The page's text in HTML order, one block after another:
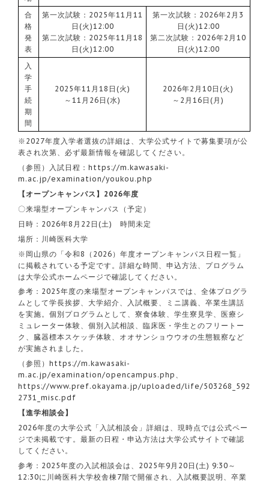
合
格
発
表
第一次試験：2025年11月11
日(火)12:00
第二次試験：2025年11月18
日(火)12:00
第一次試験：2026年2月3
日(火)12:00
第二次試験：2026年2月10
日(火)12:00
入
学
手
続
期
間
2025年11月18日(火)
～11月26日(水)
2026年2月10日(火)
～2月16日(月)
※2027年度入学者選抜の詳細は、大学公式サイトで募集要項が公
表され次第、必ず最新情報を確認してください。
（参照）入試日程：https://m.kawasaki-
m.ac.jp/examination/youkou.php
【オープンキャンパス】2026年度
〇来場型オープンキャンパス（予定）
日時：2026年8月22日(土) 時間未定
場所：川崎医科大学
※岡山県の「令和8（2026）年度オープンキャンパス日程一覧」
に掲載されている予定です。詳細な時間、申込方法、プログラム
は大学公式ホームページで確認してください。
参考：2025年度の来場型オープンキャンパスでは、全体プログラ
ムとして学長挨拶、大学紹介、入試概要、ミニ講義、卒業生講話
を実施。個別プログラムとして、寮食体験、学生寮見学、医療シ
ミュレーター体験、個別入試相談、臨床医・学生とのフリートー
ク、臓器標本スケッチ体験、オオサンショウウオの生態観察など
が実施されました。
（参照）https://m.kawasaki-
m.ac.jp/examination/opencampus.php 、
https://www.pref.okayama.jp/uploaded/life/503268_592
2731_misc.pdf
【進学相談会】
2026年度の大学公式「入試相談会」詳細は、現時点では公式ペー
ジで未掲載です。最新の日程・申込方法は大学公式サイトで確認
してください。
参考：2025年度の入試相談会は、2025年9月20日(土) 9:30～
12:30に川崎医科大学校舎棟7階で開催され、入試概要説明、卒業